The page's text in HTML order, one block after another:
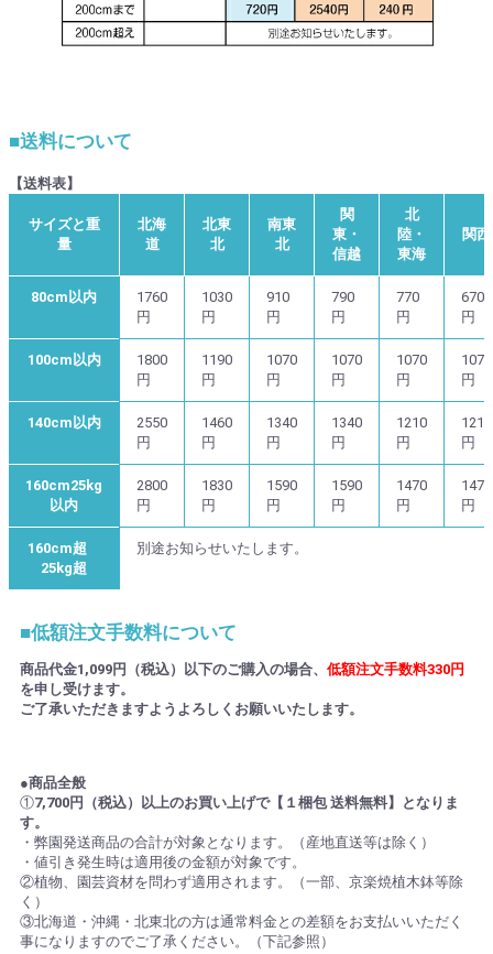
■送料について
【送料表】
サイズと重
量
北海
道
北東
北
南東
北
関
東・
信越
北
陸・
東海
関西
80cm以内
1760
円
1030
円
910
円
790
円
770
円
670
円
100cm以内
1800
円
1190
円
1070
円
1070
円
1070
円
1070
円
140cm以内
2550
円
1460
円
1340
円
1340
円
1210
円
1210
円
160cm25kg
以内
2800
円
1830
円
1590
円
1590
円
1470
円
1470
円
160cm超
25kg超
別途お知らせいたします。
■低額注文手数料について
商品代金1,099円（税込）以下のご購入の場合、 低額注文手数料330円
を申し受けます。
ご了承いただきますようよろしくお願いいたします。
●商品全般
①7,700円（税込）以上のお買い上げで【１梱包 送料無料】となりま
す。
・弊園発送商品の合計が対象となります。（産地直送等は除く）
・値引き発生時は適用後の金額が対象です。
②植物、園芸資材を問わず適用されます。（一部、京楽焼植木鉢等除
く）
③北海道・沖縄・北東北の方は通常料金との差額をお支払いいただく
事になりますのでご了承ください。（下記参照）